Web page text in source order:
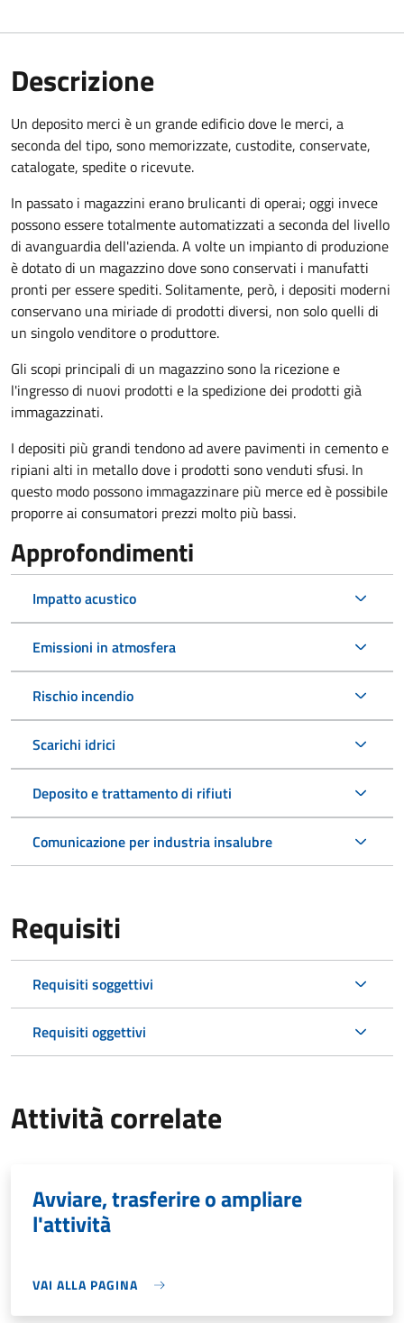
Descrizione
Un deposito merci è un grande edificio dove le merci, a
seconda del tipo, sono memorizzate, custodite, conservate,
catalogate, spedite o ricevute.
In passato i magazzini erano brulicanti di operai; oggi invece
possono essere totalmente automatizzati a seconda del livello
di avanguardia dell'azienda. A volte un impianto di produzione
è dotato di un magazzino dove sono conservati i manufatti
pronti per essere spediti. Solitamente, però, i depositi moderni
conservano una miriade di prodotti diversi, non solo quelli di
un singolo venditore o produttore.
Gli scopi principali di un magazzino sono la ricezione e
l'ingresso di nuovi prodotti e la spedizione dei prodotti già
immagazzinati.
I depositi più grandi tendono ad avere pavimenti in cemento e
ripiani alti in metallo dove i prodotti sono venduti sfusi. In
questo modo possono immagazzinare più merce ed è possibile
proporre ai consumatori prezzi molto più bassi.
Approfondimenti
Impatto acustico
Emissioni in atmosfera
Rischio incendio
Scarichi idrici
Deposito e trattamento di rifiuti
Comunicazione per industria insalubre
Requisiti
Requisiti soggettivi
Requisiti oggettivi
Attività correlate
Avviare, trasferire o ampliare
l'attività
VAI ALLA PAGINA